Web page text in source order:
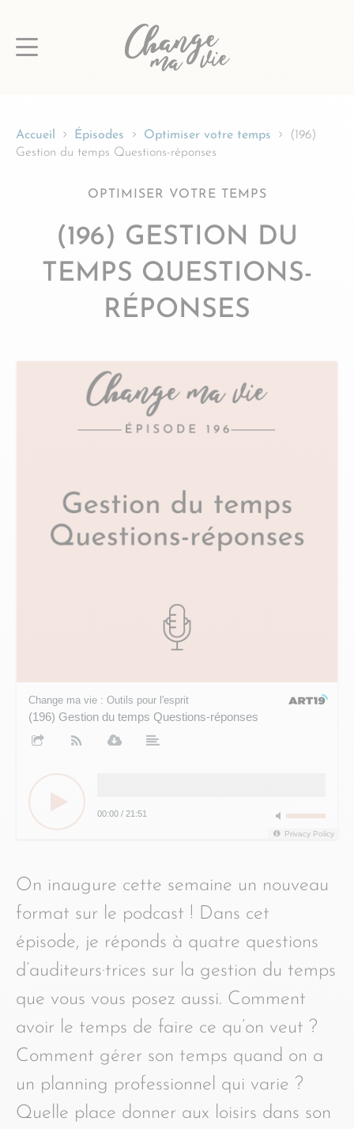
au
Accueil Épisodes Optimiser votre temps
(196)
Gestion du temps Questions-réponses
OPTIMISER VOTRE TEMPS
(196) GESTION DU
TEMPS QUESTIONS-
RÉPONSES
Change ma vie : Outils pour l'esprit
(196) Gestion du temps Questions-réponses
00:00 / 21:51
Privacy Policy
On inaugure cette semaine un nouveau
format sur le podcast ! Dans cet
épisode, je réponds à quatre questions
d’auditeurs·trices sur la gestion du temps
que vous vous posez aussi. Comment
avoir le temps de faire ce qu’on veut ?
Comment gérer son temps quand on a
un planning professionnel qui varie ?
Quelle place donner aux loisirs dans son